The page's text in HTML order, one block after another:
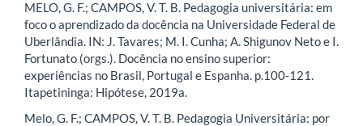
MELO, G. F.; CAMPOS, V. T. B. Pedagogia universitária: em
foco o aprendizado da docência na Universidade Federal de
Uberlândia. IN: J. Tavares; M. I. Cunha; A. Shigunov Neto e I.
Fortunato (orgs.). Docência no ensino superior:
experiências no Brasil, Portugal e Espanha. p.100-121.
Itapetininga: Hipótese, 2019a.
Melo, G. F.; CAMPOS, V. T. B. Pedagogia Universitária: por